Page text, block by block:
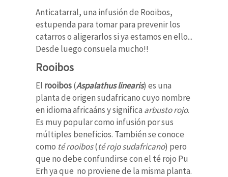
Anticatarral, una infusión de Rooibos,
estupenda para tomar para prevenir los
catarros o aligerarlos si ya estamos en ello...
Desde luego consuela mucho!!
Rooibos
El rooibos(Aspalathus linearis) es una
planta de origen sudafricano cuyo nombre
en idioma africaáns y significa arbusto rojo.
Es muy popular como infusión por sus
múltiples beneficios. También se conoce
como té rooibos(té rojo sudafricano) pero
que no debe confundirse con el té rojo Pu
Erh ya que no proviene de la misma planta.